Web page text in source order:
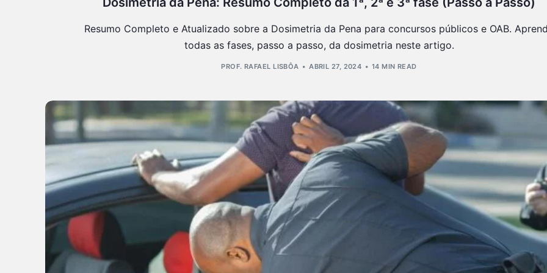
Resumo Completo e Atualizado sobre a Dosimetria da Pena para concursos públicos e OAB.
todas as fases, passo a passo, da dosimetria neste artigo.
PROF. RAFAEL LISBÔA ABRIL 27, 2024 14 MIN READ